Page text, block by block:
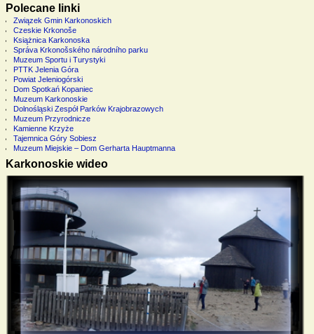
Polecane linki
Związek Gmin Karkonoskich
Czeskie Krkonoše
Książnica Karkonoska
Správa Krkonošského národního parku
Muzeum Sportu i Turystyki
PTTK Jelenia Góra
Powiat Jeleniogórski
Dom Spotkań Kopaniec
Muzeum Karkonoskie
Dolnośląski Zespół Parków Krajobrazowych
Muzeum Przyrodnicze
Kamienne Krzyże
Tajemnica Góry Sobiesz
Muzeum Miejskie – Dom Gerharta Hauptmanna
Karkonoskie wideo